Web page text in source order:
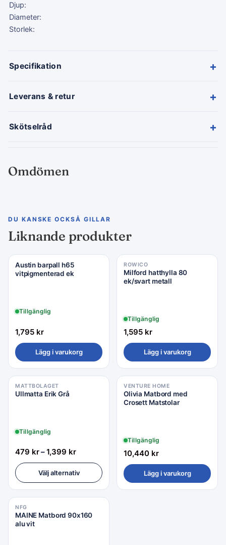
Djup:
Diameter:
Storlek:
Specifikation +
Leverans & retur +
Skötselråd +
Omdömen
DU KANSKE OCKSÅ GILLAR
Liknande produkter
Austin barpall h65
vitpigmenterad ek
Tillgänglig
1,795 kr
Lägg i varukorg
ROWICO
Milford hatthylla 80
ek/svart metall
Tillgänglig
1,595 kr
Lägg i varukorg
MATTBOLAGET
Ullmatta Erik Grå
Tillgänglig
479 kr–1,399 kr
Välj alternativ
VENTURE HOME
Olivia Matbord med
Crosett Matstolar
Tillgänglig
10,440 kr
Lägg i varukorg
NFG
MAINE Matbord 90x160
alu vit